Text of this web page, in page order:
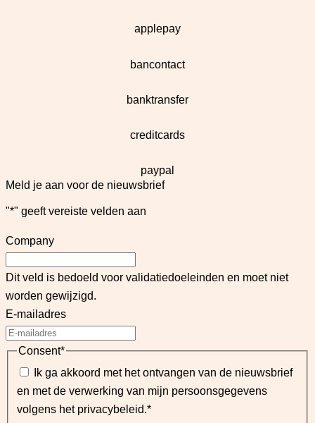
applepay
bancontact
banktransfer
creditcards
paypal
Meld je aan voor de nieuwsbrief
"*" geeft vereiste velden aan
Company
Dit veld is bedoeld voor validatiedoeleinden en moet niet
worden gewijzigd.
E-mailadres
Consent*
Ik ga akkoord met het ontvangen van de nieuwsbrief
en met de verwerking van mijn persoonsgegevens
volgens het privacybeleid.*